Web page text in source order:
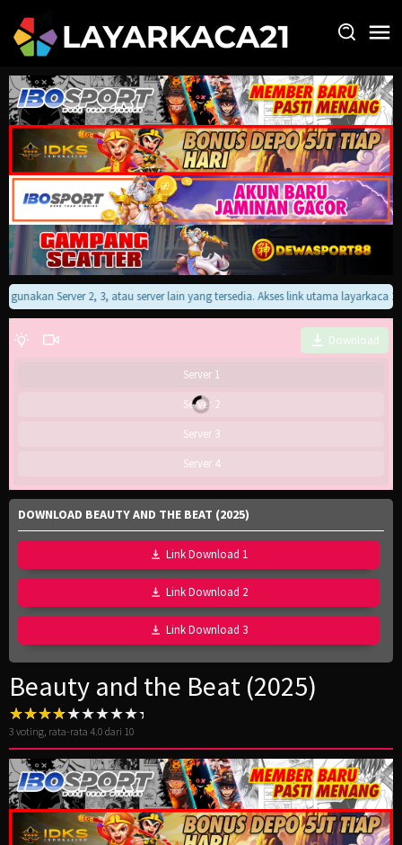
konten
Server 2, 3, atau server lain yang tersedia. Akses link utama layarkaca
Download
Server 1
Server 2
Server 3
Server 4
DOWNLOAD BEAUTY AND THE BEAT (2025)
Link Download 1
Link Download 2
Link Download 3
Beauty and the Beat (2025)
3 voting, rata-rata 4.0 dari 10